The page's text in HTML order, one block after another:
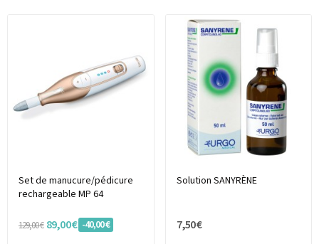
Set de manucure/pédicure
rechargeable MP 64
129,00 € 89,00 € -40,00 €
Solution SANYRÈNE
7,50 €